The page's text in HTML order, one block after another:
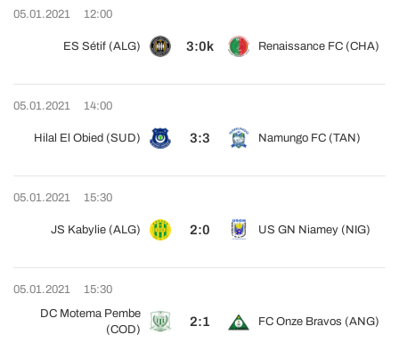
05.01.2021 12:00
ES Sétif (ALG) 3:0k Renaissance FC (CHA)
05.01.2021 14:00
Hilal El Obied (SUD) 3:3 Namungo FC (TAN)
05.01.2021 15:30
JS Kabylie (ALG) 2:0 US GN Niamey (NIG)
05.01.2021
15:30
DC Motema Pembe
(COD)
2:1 FC Onze Bravos (ANG)